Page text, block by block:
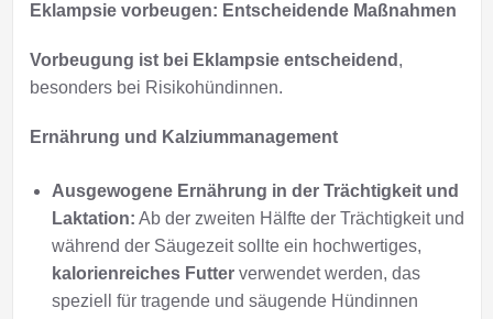
Eklampsie vorbeugen: Entscheidende Maßnahmen
Vorbeugung ist bei Eklampsie entscheidend ,
besonders bei Risikohündinnen.
Ernährung und Kalziummanagement
Ausgewogene Ernährung in der Trächtigkeit und
Laktation: Ab der zweiten Hälfte der Trächtigkeit und
während der Säugezeit sollte ein hochwertiges,
kalorienreiches Futterverwendet werden, das
speziell für tragende und säugende Hündinnen